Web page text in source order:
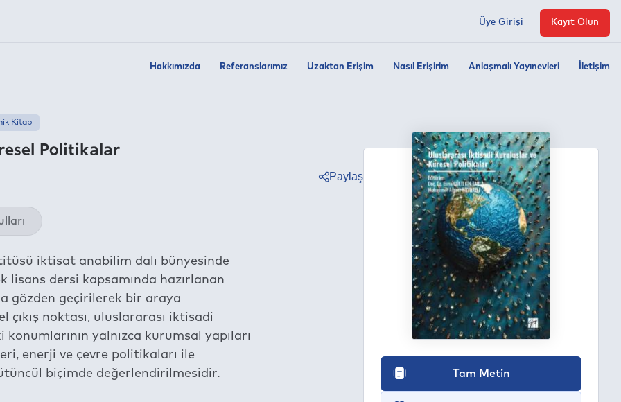
Hakkımızda Referanslarımız Uzaktan Erişim Nasıl Erişirim Anlaşmalı Yayınevleri İletişim
Üye Girişi Kayıt Olun
Politikalar
Kitap
Paylaş
iktisat anabilim dalı bünyesinde
dersi kapsamında hazırlanan
gözden geçirilerek bir araya
noktası, uluslararası iktisadi
yalnızca kurumsal yapıları
enerji ve çevre politikaları ile
biçimde değerlendirilmesidir.
Tam Metin